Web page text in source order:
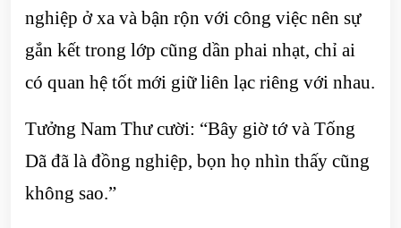
nghiệp ở xa và bận rộn với công việc nên sự
gắn kết trong lớp cũng dần phai nhạt, chỉ ai
có quan hệ tốt mới giữ liên lạc riêng với nhau.
Tưởng Nam Thư cười: “Bây giờ tớ và Tống
Dã đã là đồng nghiệp, bọn họ nhìn thấy cũng
không sao.”